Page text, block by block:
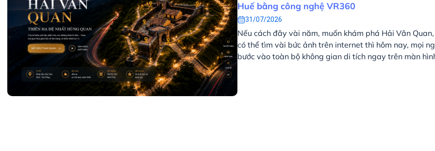
Huế bằng công nghệ VR360
31/07/2026
Nếu cách đây vài năm, muốn khám phá Hải Vân
có thể tìm vài bức ảnh trên internet thì hôm nay, mọi
bước vào toàn bộ không gian di tích ngay trên màn